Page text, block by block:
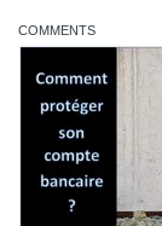
COMMENTS